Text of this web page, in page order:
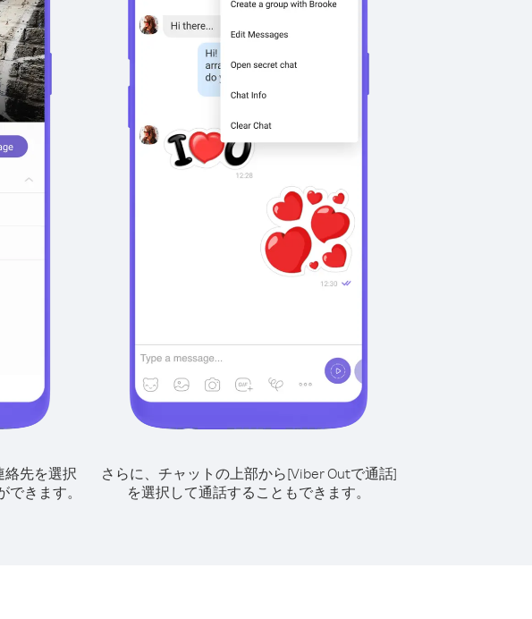
絡先を選択
きます。
さらに、チャットの上部から[Viber Outで通話]
を選択して通話することもできます。